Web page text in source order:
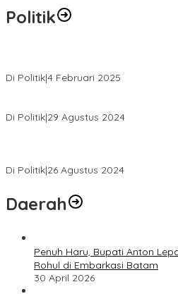
Politik
Di Politik|4 Februari 2025
Di Politik|29 Agustus 2024
Di Politik|26 Agustus 2024
Daerah
Penuh Haru, Bupati Anton
Rohul di Embarkasi Batam
30 April 2026